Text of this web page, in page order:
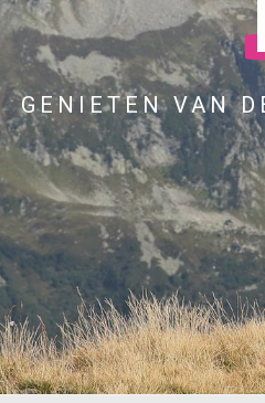
GENIETEN VAN